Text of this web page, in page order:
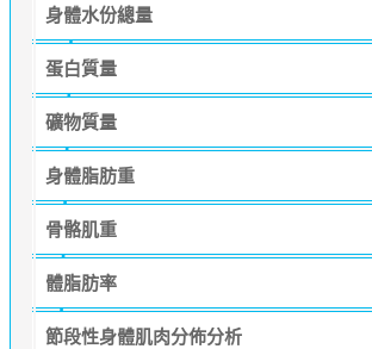
身體水份總量
蛋白質量
礦物質量
身體脂肪重
骨骼肌重
體脂肪率
節段性身體肌肉分佈分析